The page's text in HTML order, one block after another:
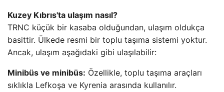
Kuzey Kıbrıs'ta ulaşım nasıl?
TRNC küçük bir kasaba olduğundan, ulaşım oldukça
basittir. Ülkede resmi bir toplu taşıma sistemi yoktur.
Ancak, ulaşım aşağıdaki gibi ulaşılabilir:
Minibüs ve minibüs: Özellikle, toplu taşıma araçları
sıklıkla Lefkoşa ve Kyrenia arasında kullanılır.